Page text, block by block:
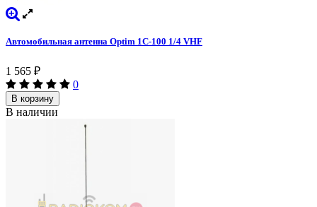
Автомобильная антенна Optim 1C-100 1/4 VHF
1 565 ₽
0
В корзину
В наличии